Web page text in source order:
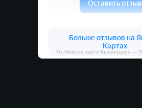
Trx Moto на карте Краснодара —